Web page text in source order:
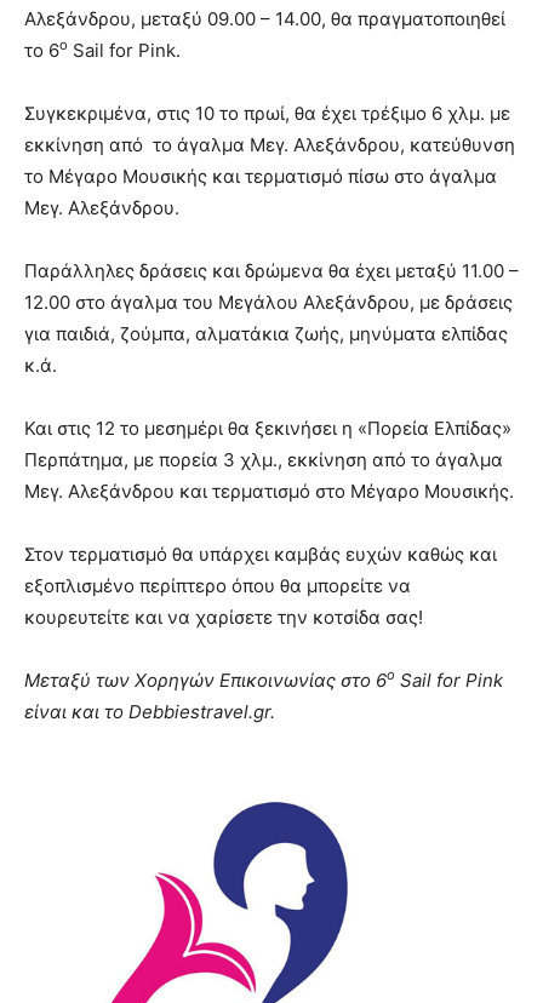
Αλεξάνδρου, μεταξύ 09.00 – 14.00, θα πραγματοποιηθεί
το 6ο Sail for Pink.
Συγκεκριμένα, στις 10 το πρωί, θα έχει τρέξιμο 6 χλμ. με
εκκίνηση από το άγαλμα Μεγ. Αλεξάνδρου, κατεύθυνση
το Μέγαρο Μουσικής και τερματισμό πίσω στο άγαλμα
Μεγ. Αλεξάνδρου.
Παράλληλες δράσεις και δρώμενα θα έχει μεταξύ 11.00 –
12.00 στο άγαλμα του Μεγάλου Αλεξάνδρου, με δράσεις
για παιδιά, ζούμπα, αλματάκια ζωής, μηνύματα ελπίδας
κ.ά.
Και στις 12 το μεσημέρι θα ξεκινήσει η «Πορεία Ελπίδας»
Περπάτημα, με πορεία 3 χλμ., εκκίνηση από το άγαλμα
Μεγ. Αλεξάνδρου και τερματισμό στο Μέγαρο Μουσικής.
Στον τερματισμό θα υπάρχει καμβάς ευχών καθώς και
εξοπλισμένο περίπτερο όπου θα μπορείτε να
κουρευτείτε και να χαρίσετε την κοτσίδα σας!
Μεταξύ των Χορηγών Επικοινωνίας στο 6ο Sail for Pink
είναι και το Debbiestravel.gr.